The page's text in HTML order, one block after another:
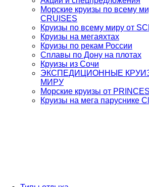
Морские круизы по всему
CRUISES
Круизы по всему миру от
Круизы на мегаяхтах
Круизы по рекам России
Сплавы по Дону на плотах
Круизы из Сочи
ЭКСПЕДИЦИОННЫЕ
МИРУ
Морские круизы от
Круизы на мега паруснике